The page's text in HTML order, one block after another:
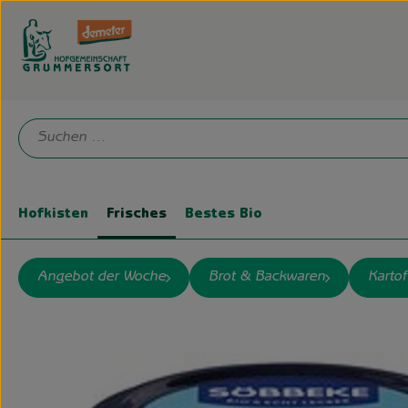
Hofkisten Frisches Bestes Bio
Angebot der Woche Brot & Backwaren